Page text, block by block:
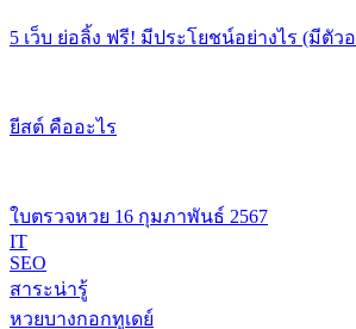
5 เว็บ ย่อลิ้ง ฟรี! มีประโยชน์อย่างไร (มีตัว
ยีสต์ คืออะไร
ใบตรวจหวย 16 กุมภาพันธ์ 2567
IT
SEO
สาระน่ารู้
หวยบางกอกทูเดย์